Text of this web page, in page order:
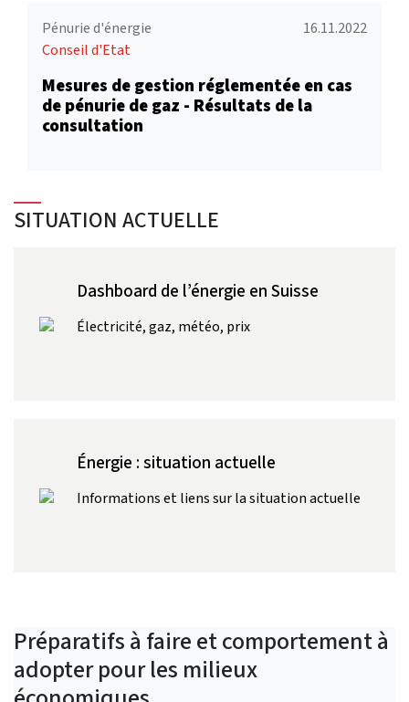
Pénurie d'énergie
16.11.2022
Conseil d'Etat
Mesures de gestion réglementée en cas
de pénurie de gaz - Résultats de la
consultation
SITUATION ACTUELLE
Dashboard de l’énergie en Suisse
Électricité, gaz, météo, prix
Énergie : situation actuelle
Informations et liens sur la situation actuelle
Préparatifs à faire et comportement à
adopter pour les milieux